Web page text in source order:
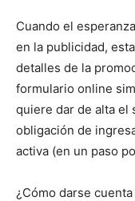
Cuando el
en la publicidad,
detalles de la
formulario online
quiere dar de alta el
obligación de
activa (en un paso
¿Cómo darse